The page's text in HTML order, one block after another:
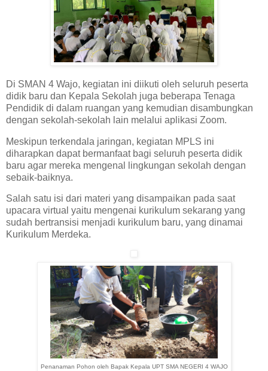
Di SMAN 4 Wajo, kegiatan ini diikuti oleh seluruh peserta
didik baru dan Kepala Sekolah juga beberapa Tenaga
Pendidik di dalam ruangan yang kemudian disambungkan
dengan sekolah-sekolah lain melalui aplikasi Zoom.
Meskipun terkendala jaringan, kegiatan MPLS ini
diharapkan dapat bermanfaat bagi seluruh peserta didik
baru agar mereka mengenal lingkungan sekolah dengan
sebaik-baiknya.
Salah satu isi dari materi yang disampaikan pada saat
upacara virtual yaitu mengenai kurikulum sekarang yang
sudah bertransisi menjadi kurikulum baru, yang dinamai
Kurikulum Merdeka.
Penanaman Pohon oleh Bapak Kepala UPT SMA NEGERI 4 WAJO